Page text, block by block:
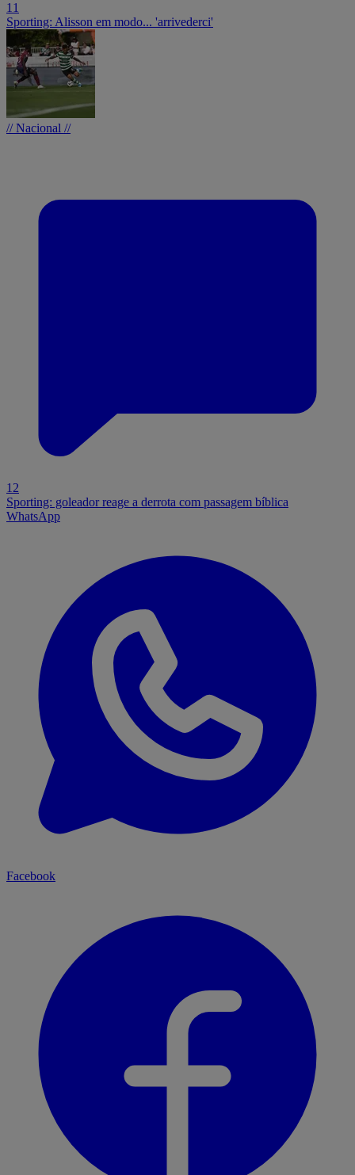
11
Sporting: Alisson em modo... 'arrivederci'
// Nacional //
12
Sporting: goleador reage a derrota com passagem bíblica
WhatsApp
Facebook